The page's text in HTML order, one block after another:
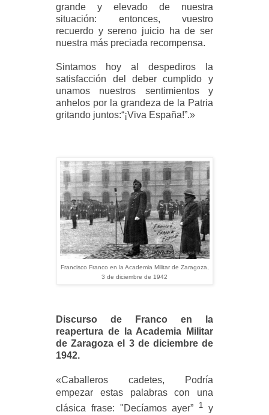
grande y elevado de nuestra
situación: entonces, vuestro
recuerdo y sereno juicio ha de ser
nuestra más preciada recompensa.
Sintamos hoy al despediros la
satisfacción del deber cumplido y
unamos nuestros sentimientos y
anhelos por la grandeza de la Patria
gritando juntos:“¡Viva España!”.»
Francisco Franco en la Academia Militar de Zaragoza,
3 de diciembre de 1942
Discurso de Franco en la
reapertura de la Academia Militar
de Zaragoza el 3 de diciembre de
1942.
«Caballeros cadetes, Podría
empezar estas palabras con una
clásica frase: "Decíamos ayer” 1
y